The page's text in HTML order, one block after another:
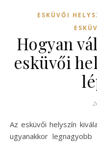
ESKÜVŐI
Hogyan
esküvői
Az esküvői helyszín kiválasztása egyike a legizgalmasabb,
ugyanakkor